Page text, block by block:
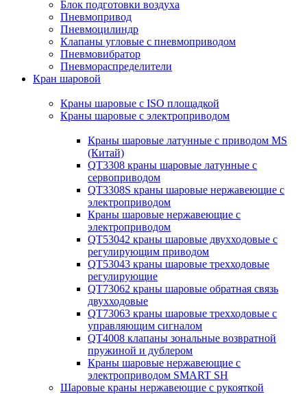
Блок подготовки воздуха
Пневмопривод
Пневмоцилиндр
Клапаны угловые с пневмоприводом
Пневмовибратор
Пневмораспределители
Кран шаровой
Краны шаровые с ISO площадкой
Краны шаровые с электроприводом
Краны шаровые латунные с приводом MS
(Китай)
QT3308 краны шаровые латунные с
сервоприводом
QT3308S краны шаровые нержавеющие с
электроприводом
Краны шаровые нержавеющие с
электроприводом
QT53042 краны шаровые двухходовые с
регулирующим приводом
QT53043 краны шаровые трехходовые
регулирующие
QT73062 краны шаровые обратная связь
двухходовые
QT73063 краны шаровые трехходовые с
управляющим сигналом
QT4008 клапаны зональные возвратной
пружиной и дублером
Краны шаровые нержавеющие с
электроприводом SMART SH
Шаровые краны нержавеющие с рукояткой